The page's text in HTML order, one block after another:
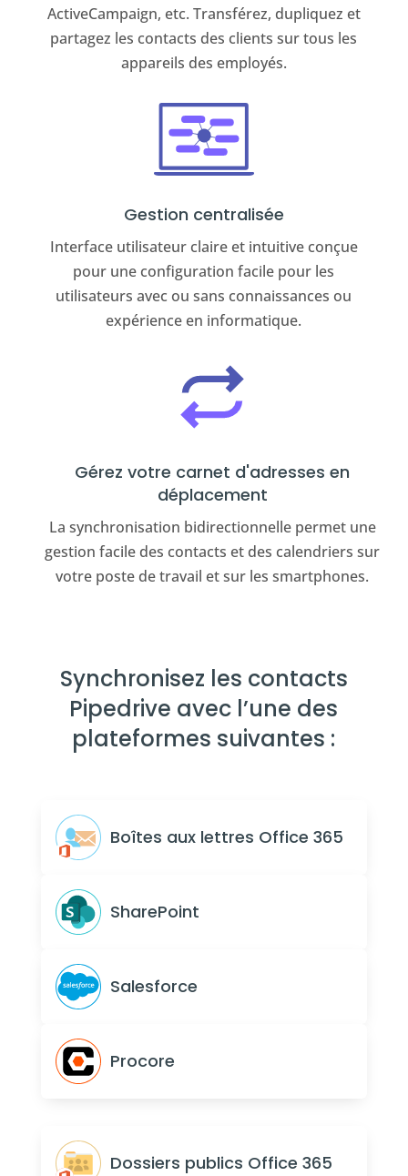
ActiveCampaign, etc. Transférez, dupliquez et
partagez les contacts des clients sur tous les
appareils des employés.
Gestion centralisée
Interface utilisateur claire et intuitive conçue
pour une configuration facile pour les
utilisateurs avec ou sans connaissances ou
expérience en informatique.
Gérez votre carnet d'adresses en
déplacement
La synchronisation bidirectionnelle permet une
gestion facile des contacts et des calendriers sur
votre poste de travail et sur les smartphones.
Synchronisez les contacts
Pipedrive avec l’une des
plateformes suivantes :
Boîtes aux lettres Office 365
SharePoint
Salesforce
Procore
Dossiers publics Office 365